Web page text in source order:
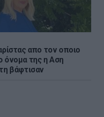
απο τον οποιο
όνομα της η Αση
βάφτισαν